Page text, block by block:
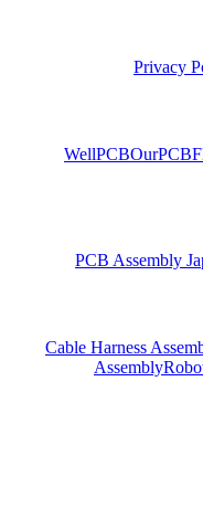
Privacy
WellPCBOurPCB
PCB Assembly
Cable Harness
Assembly